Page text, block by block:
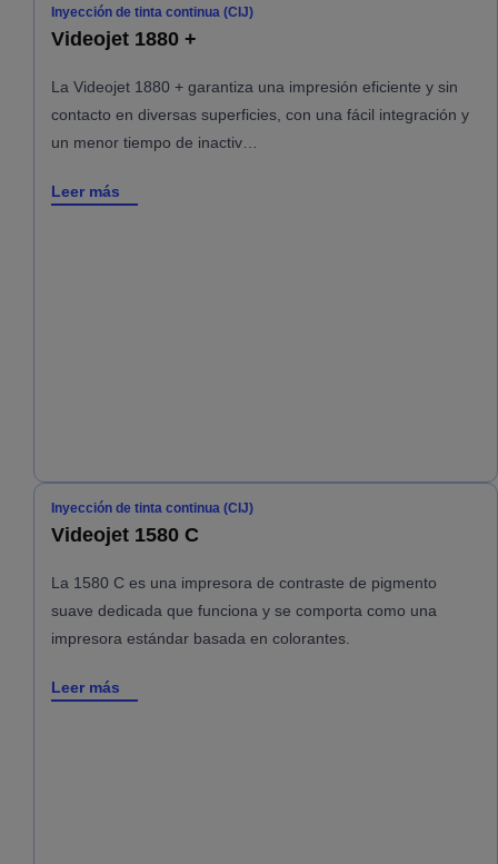
Inyección de tinta continua (CIJ)
Videojet 1880 +
La Videojet 1880 + garantiza una impresión eficiente y sin
contacto en diversas superficies, con una fácil integración y
un menor tiempo de inactiv…
Leer más
Inyección de tinta continua (CIJ)
Videojet 1580 C
La 1580 C es una impresora de contraste de pigmento
suave dedicada que funciona y se comporta como una
impresora estándar basada en colorantes.
Leer más